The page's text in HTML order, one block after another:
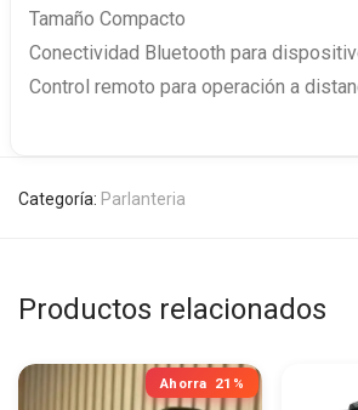
Tamaño Compacto
Conectividad Bluetooth para
Control remoto para operación a
Categoría: Parlanteria
Productos relacionados
Ahorra 21%